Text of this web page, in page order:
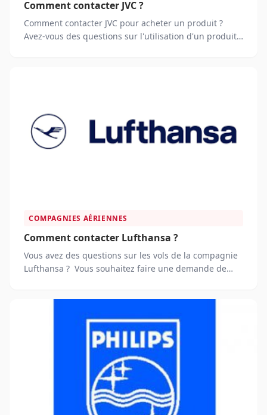
Comment contacter JVC ?
Comment contacter JVC pour acheter un produit ?
Avez-vous des questions sur l'utilisation d'un produit
COMPAGNIES AÉRIENNES
Comment contacter Lufthansa ?
Vous avez des questions sur les vols de la compagnie
Lufthansa ? Vous souhaitez faire une demande de